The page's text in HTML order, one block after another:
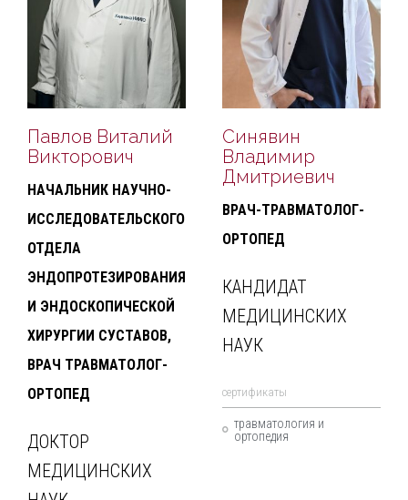
Павлов Виталий
Викторович
НАЧАЛЬНИК НАУЧНО-
ИССЛЕДОВАТЕЛЬСКОГО
ОТДЕЛА
ЭНДОПРОТЕЗИРОВАНИЯ
И ЭНДОСКОПИЧЕСКОЙ
ХИРУРГИИ СУСТАВОВ,
ВРАЧ ТРАВМАТОЛОГ-
ОРТОПЕД
ДОКТОР
МЕДИЦИНСКИХ
Синявин
Владимир
Дмитриевич
ВРАЧ-ТРАВМАТОЛОГ-
ОРТОПЕД
КАНДИДАТ
МЕДИЦИНСКИХ
НАУК
cертификаты
травматология и
ортопедия